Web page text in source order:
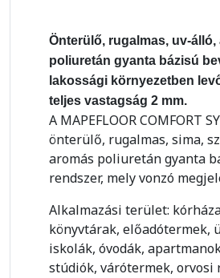
Önterülő, rugalmas, uv-álló,
poliuretán gyanta bázisú
lakossági környezetben
teljes vastagság 2 mm.
A MAPEFLOOR COMFORT
önterülő, rugalmas, sima,
aromás poliuretán gyanta
rendszer, mely vonzó
Alkalmazási terület:
könyvtárak, előadótermek,
iskolák, óvodák,
stúdiók, várótermek, orvosi